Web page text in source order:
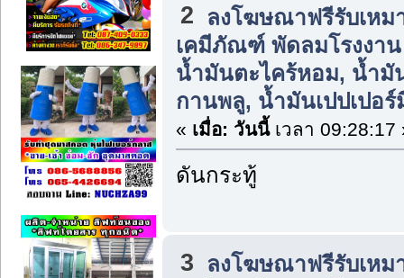
2
ลงโฆษณาฟรีรับเหม
เคมีภัณฑ์ พัดลมโรงงาน
น้ำมันตะไคร้หอม, น้ำ
กานพลู, น้ำมันเปปเปอ
« เมื่อ: วันนี้เวลา 09:28:17
ดันกระทู้
3
ลงโฆษณาฟรีรับเหม